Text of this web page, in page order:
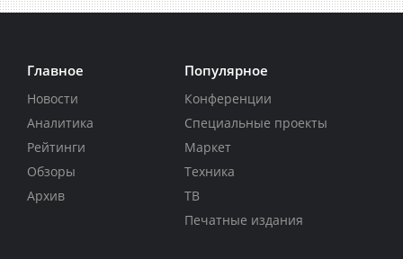
Главное
Новости
Аналитика
Рейтинги
Обзоры
Архив
Популярное
Конференции
Специальные проекты
Маркет
Техника
ТВ
Печатные издания